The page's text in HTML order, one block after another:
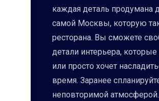
каждая деталь продумана
самой Москвы, которую
ресторана. Вы сможете
детали интерьера,
или просто хочет
время. Заранее
неповторимой